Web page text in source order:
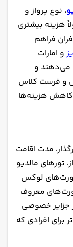
، نوع پرواز و
هزینه بیشتری
فراهم
و امارات
می‌دهند و
و فرست کلاس
کاهش هزینه‌ها
مدت اقامت
تورهای مالدیو
تا 5 ستاره و ریزورت‌های لوکس
معروف
جزایر خصوصی
برای افرادی که